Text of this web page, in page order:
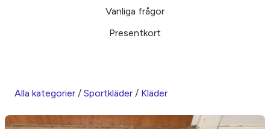
Vanliga frågor
Presentkort
Alla kategorier / Sportkläder / Kläder